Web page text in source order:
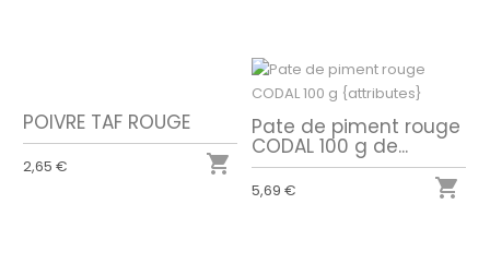
POIVRE TAF ROUGE
2,65 € 
Pate de piment rouge
CODAL 100 g de...
5,69 € 